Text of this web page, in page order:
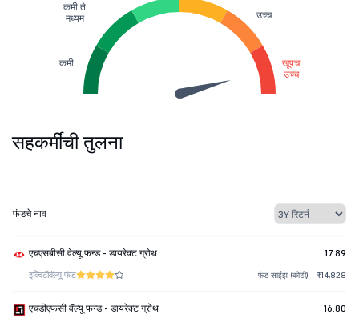
कमी
कमी ते
मध्यम
उच्च
खूपच
उच्च
सहकर्मींची तुलना
फंडचे नाव
एचएसबीसी वेल्यू फन्ड - डायरेक्ट ग्रोथ 17.89
इक्विटीवॅल्यू फंड फंड साईझ (कोटी) - ₹14,828
एचडीएफसी वॅल्यू फन्ड - डायरेक्ट ग्रोथ 16.80